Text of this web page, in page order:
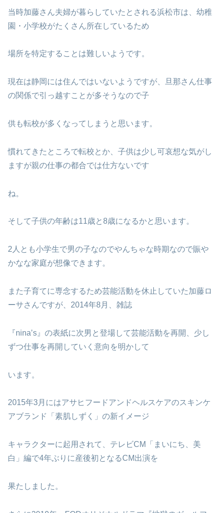
当時加藤さん夫婦が暮らしていたとされる浜松市は、幼稚
園・小学校がたくさん所在しているため
場所を特定することは難しいようです。
現在は静岡には住んではいないようですが、旦那さん仕事
の関係で引っ越すことが多そうなので子
供も転校が多くなってしまうと思います。
慣れてきたところで転校とか、子供は少し可哀想な気がし
ますが親の仕事の都合では仕方ないです
ね。
そして子供の年齢は11歳と8歳になるかと思います。
2人とも小学生で男の子なのでやんちゃな時期なので賑や
かなな家庭が想像できます。
また子育てに専念するため芸能活動を休止していた加藤ロ
ーサさんですが、2014年8月、雑誌
『nina’s』の表紙に次男と登場して芸能活動を再開、少し
ずつ仕事を再開していく意向を明かして
います。
2015年3月にはアサヒフードアンドヘルスケアのスキンケ
アブランド「素肌しずく」の新イメージ
キャラクターに起用されて、テレビCM「まいにち、美
白」編で4年ぶりに産後初となるCM出演を
果たしました。